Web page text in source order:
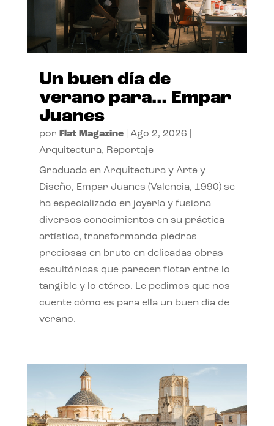
Un buen día de
verano para… Empar
Juanes
por Flat Magazine| Ago 2, 2026
Arquitectura, Reportaje
Graduada en Arquitectura y Arte y
Diseño, Empar Juanes (Valencia, 1990) se
ha especializado en joyería y fusiona
diversos conocimientos en su práctica
artística, transformando piedras
preciosas en bruto en delicadas obras
escultóricas que parecen flotar entre lo
tangible y lo etéreo. Le pedimos que nos
cuente cómo es para ella un buen día de
verano.